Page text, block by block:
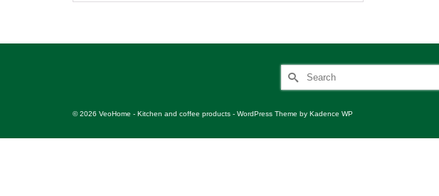
Search
for:
© 2026 VeoHome - Kitchen and coffee products - WordPress Theme by Kadence WP